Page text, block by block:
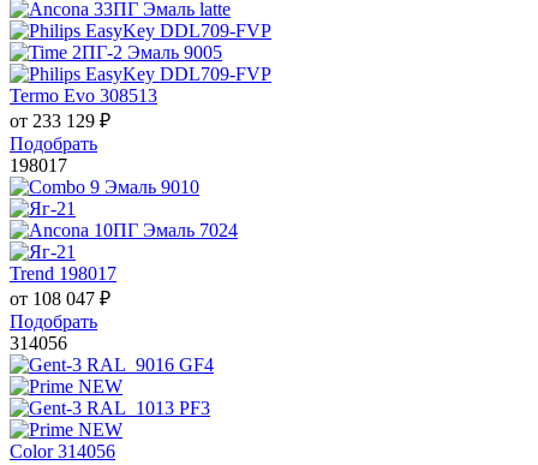
Termo Evo 308513
от 233 129 ₽
Подобрать
198017
Trend 198017
от 108 047 ₽
Подобрать
314056
Color 314056